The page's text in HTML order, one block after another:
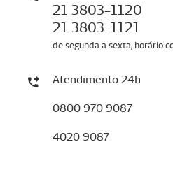
21 3803-1120
21 3803-1121
de segunda a sexta, horário
Atendimento 24h
0800 970 9087
4020 9087